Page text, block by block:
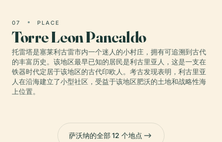
07 PLACE
Torre Leon Pancaldo
托雷塔是塞莱利古雷市内一个迷人的小村庄，拥有可追溯到古代
的丰富历史。该地区最早已知的居民是利古里亚人，这是一支在
铁器时代定居于该地区的古代印欧人。考古发现表明，利古里亚
人在沿海建立了小型社区，受益于该地区肥沃的土地和战略性海
上位置。
萨沃纳的全部 12 个地点